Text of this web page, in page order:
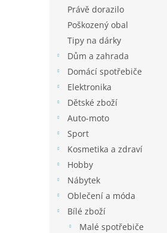
Právě dorazilo
Poškozený obal
Tipy na dárky
Dům a zahrada
Domácí spotřebiče
Elektronika
Dětské zboží
Auto-moto
Sport
Kosmetika a zdraví
Hobby
Nábytek
Oblečení a móda
Bílé zboží
Malé spotřebiče